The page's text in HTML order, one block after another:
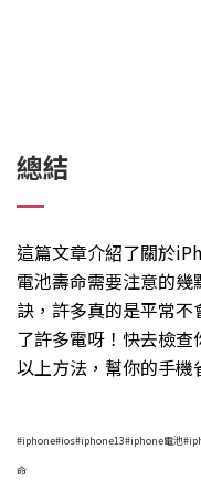
總結
這篇文章介紹了關於
電池壽命需要注意的
訣，許多真的是平常
了許多電呀！快去檢
以上方法，幫你的手機
#iphone#ios#iphone13#iphone電池
命